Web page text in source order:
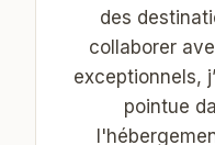
des
collaborer
exceptionnels,
pointue